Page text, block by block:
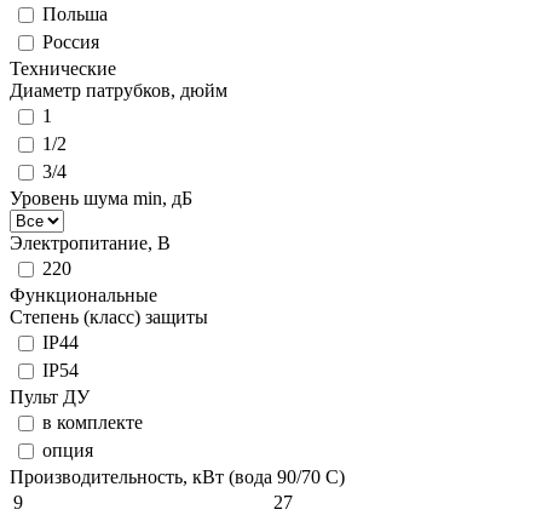
Польша
Россия
Технические
Диаметр патрубков, дюйм
1
1/2
3/4
Уровень шума min, дБ
Электропитание, В
220
Функциональные
Степень (класс) защиты
IP44
IP54
Пульт ДУ
в комплекте
опция
Производительность, кВт (вода 90/70 С)
9
27